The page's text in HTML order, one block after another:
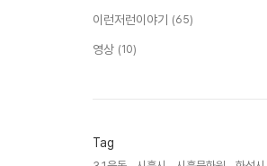
이런저런이야기 (65)
영상 (10)
Tag